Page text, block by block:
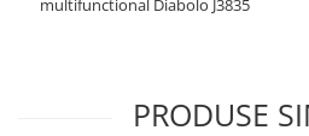
multifunctional Diabolo J3835
PRODUSE